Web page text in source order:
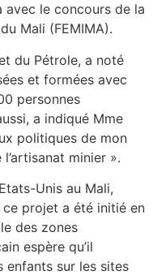
avec le concours de la
Mali (FEMIMA).
du Pétrole, a noté
et formées avec
personnes
a indiqué Mme
politiques de mon
minier ».
Unis au Mali,
ce projet a été initié en
des zones
espère qu’il
enfants sur les sites